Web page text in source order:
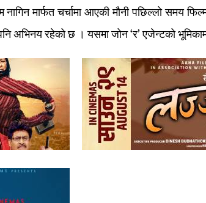
नागिन मार्फत चर्चामा आएकी मौनी पछिल्लो समय
अभिनय रहेको छ । यसमा जोन ‘र’ एजेन्टको